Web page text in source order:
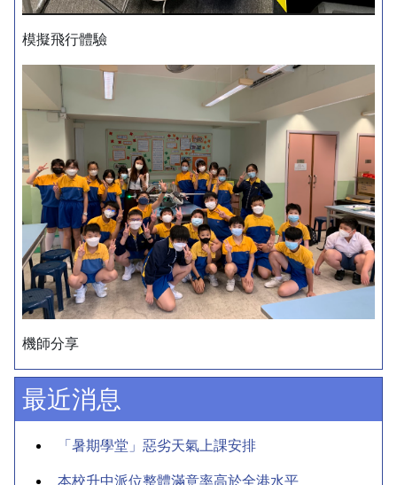
模擬飛行體驗
機師分享
最近消息
「暑期學堂」惡劣天氣上課安排
本校升中派位整體滿意率高於全港水平